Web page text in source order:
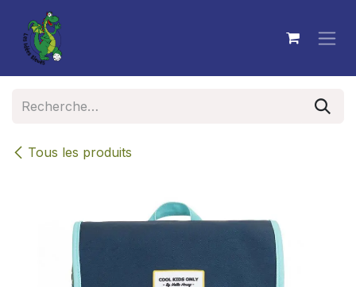
Se rendre au contenu
Tous les produits